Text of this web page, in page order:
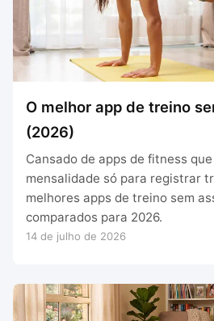
O melhor app de treino
(2026)
Cansado de apps de fitness
mensalidade só para registrar
melhores apps de treino sem
comparados para 2026.
14 de julho de 2026